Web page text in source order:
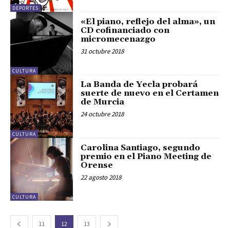
DEPORTES
CULTURA
«El piano, reflejo del alma», un
CD cofinanciado con
micromecenazgo
31 octubre 2018
CULTURA
La Banda de Yecla probará
suerte de nuevo en el Certamen
de Murcia
24 octubre 2018
CULTURA
Carolina Santiago, segundo
premio en el Piano Meeting de
Orense
22 agosto 2018
11 12 13